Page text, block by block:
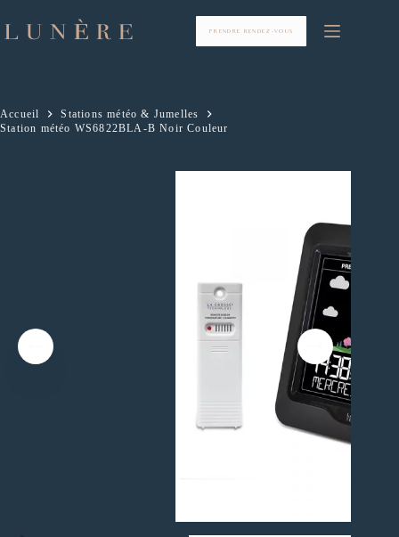
contenu
PRENDRE RENDEZ-VOUS
Accueil
Stations météo & Jumelles
Station météo WS6822BLA-B Noir Couleur